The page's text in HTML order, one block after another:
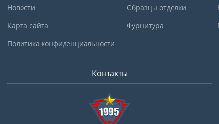
Новости
Карта сайта
Политика конфиденциальности
Образцы отделки
Фурнитура
Контакты